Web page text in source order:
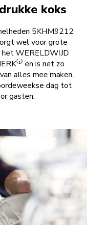
koks
5KHM9212
wel voor grote
WERELDWIJD
en is net zo
alles mee maken,
dag tot
gasten.